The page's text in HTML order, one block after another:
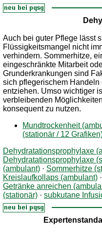
Auch bei guter Pflege lässt
Flüssigkeitsmangel nicht
verhindern. Sommerhitze,
eingeschränkte Mitarbeit
Grunderkrankungen sind
sich pflegerischem Handeln
entziehen. Umso wichtiger
verbleibenden Möglichkeiten
konsequent zu nutzen.
Mundtrockenheit
(stationär / 12
Dehydratationsprophylaxe
Dehydratationsprophylaxe
(ambulant) · Sommerhitze
Kreislaufkollaps (ambulant) ·
Getränke anreichen
(stationär) · subkutane